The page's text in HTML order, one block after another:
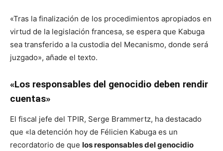
«Tras la finalización de los procedimientos apropiados en
virtud de la legislación francesa, se espera que Kabuga
sea transferido a la custodia del Mecanismo, donde será
juzgado», añade el texto.
«Los responsables del genocidio deben rendir
cuentas»
El fiscal jefe del TPIR, Serge Brammertz, ha destacado
que «la detención hoy de Félicien Kabuga es un
recordatorio de que los responsables del genocidio